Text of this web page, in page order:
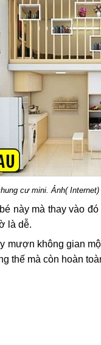
cư mini. Ảnh( Internet)
này mà thay vào
là dễ.
không gian
thế mà còn hoàn